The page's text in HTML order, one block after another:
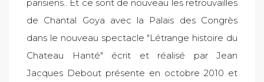
parisiens.. Et ce sont de nouveau les retrouvailles
de Chantal Goya avec la Palais des Congrès
dans le nouveau spectacle "Létrange histoire du
Chateau Hanté" écrit et réalisé par Jean
Jacques Debout présente en octobre 2010 et